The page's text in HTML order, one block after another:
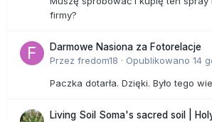
firmy?
Darmowe Nasiona za Fotorelacje
Przez fredom18 · Opublikowano 14
Paczka dotarła. Dzięki. Było tego
Living Soil Soma's sacred soil |